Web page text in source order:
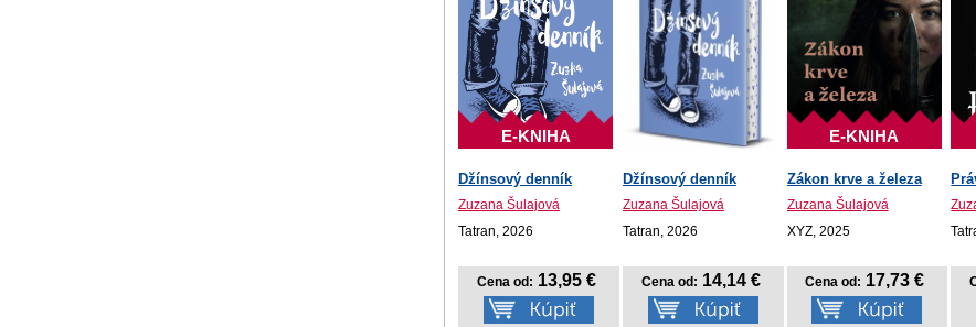
E-KNIHA
Džínsový denník
Zuzana Šulajová
Tatran, 2026
Cena od: 13,95 €
Džínsový denník
Zuzana Šulajová
Tatran, 2026
Cena od: 14,14 €
E-KNIHA
Zákon krve a železa
Zuzana Šulajová
XYZ, 2025
Cena od: 17,73 €